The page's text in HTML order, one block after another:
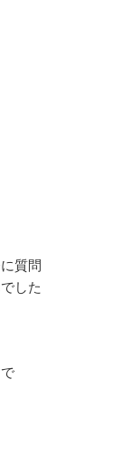
質問
した